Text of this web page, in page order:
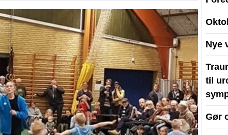
Nye
til
Gør